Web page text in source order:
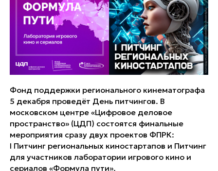
Фонд поддержки регионального кинематографа
5 декабря проведёт День питчингов. В
московском центре «Цифровое деловое
пространство» (ЦДП) состоятся финальные
мероприятия сразу двух проектов ФПРК:
I Питчинг региональных киностартапов и Питчинг
для участников лаборатории игрового кино и
сериалов «Формула пути».